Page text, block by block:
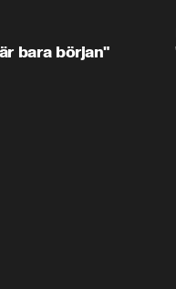
bara början"